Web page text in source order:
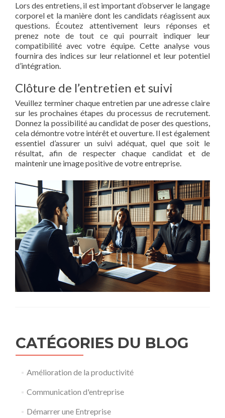
Lors des entretiens, il est important d’observer le langage
corporel et la manière dont les candidats réagissent aux
questions. Écoutez attentivement leurs réponses et
prenez note de tout ce qui pourrait indiquer leur
compatibilité avec votre équipe. Cette analyse vous
fournira des indices sur leur relationnel et leur potentiel
d’intégration.
Clôture de l’entretien et suivi
Veuillez terminer chaque entretien par une adresse claire
sur les prochaines étapes du processus de recrutement.
Donnez la possibilité au candidat de poser des questions,
cela démontre votre intérêt et ouverture. Il est également
essentiel d’assurer un suivi adéquat, quel que soit le
résultat, afin de respecter chaque candidat et de
maintenir une image positive de votre entreprise.
CATÉGORIES DU BLOG
Amélioration de la productivité
Communication d'entreprise
Démarrer une Entreprise